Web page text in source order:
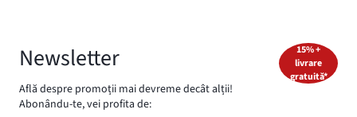
Newsletter
Află despre promoții mai devreme decât alții!
Abonându-te, vei profita de:
15% +
livrare
gratuită*